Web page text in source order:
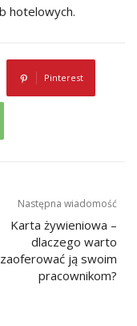
hotelowych.
Pinterest
Następna wiadomość
Karta żywieniowa –
dlaczego warto
zaoferować ją swoim
pracownikom?